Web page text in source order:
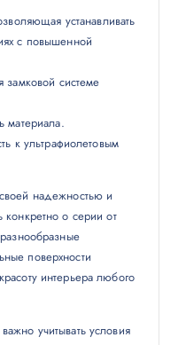
устанавливать
с повышенной
замковой системе
материала.
к ультрафиолетовым
надежностью и
о серии от
поверхности
интерьера любого
учитывать условия